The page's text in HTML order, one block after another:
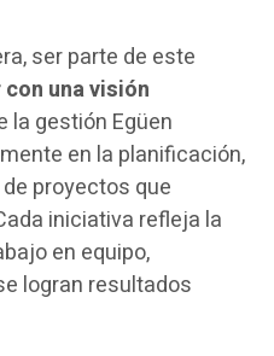
ser parte de este
una visión
la gestión Egüen
en la planificación,
proyectos que
iniciativa refleja la
en equipo,
logran resultados